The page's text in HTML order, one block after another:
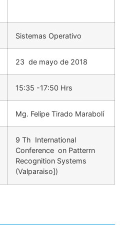
Sistemas Operativo
23 de mayo de 2018
15:35 -17:50 Hrs
Mg. Felipe Tirado Marabolí
9 Th International
Conference on Patterrn
Recognition Systems
(Valparaiso])